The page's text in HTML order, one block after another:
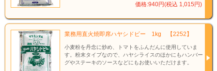
価格:940円(税込 1,015円)
業務用直火焼即席ハヤシドビー 1kg 【2252】
小麦粉を丹念に炒め、トマトをふんだんに使用していま
す。粉末タイプなので、ハヤシライスのほかにもハンバー
グやステーキのソースなどにもお使いいただけます。